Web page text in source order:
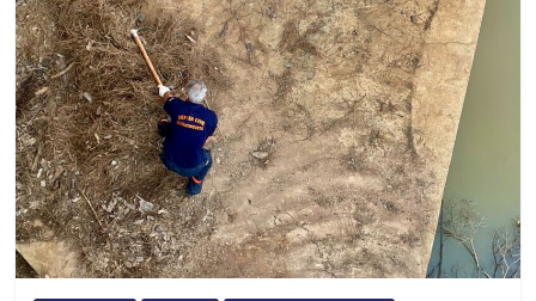
Prefeitura
Estância
Turística
Guaratinguetá